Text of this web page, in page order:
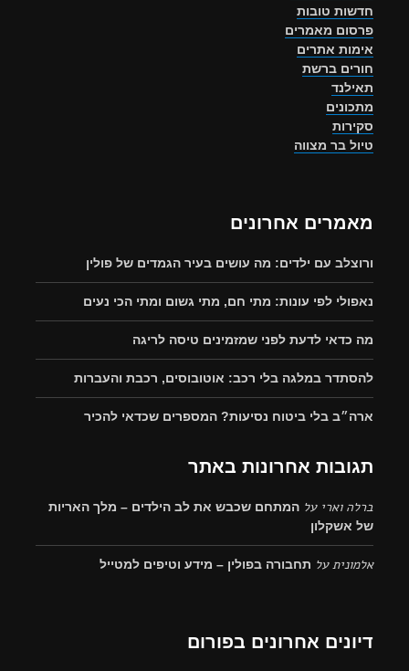
חדשות טובות
פרסום מאמרים
אימות אתרים
חורים ברשת
תאילנד
מתכונים
סקירות
טיול בר מצווה
מאמרים אחרונים
ורוצלב עם ילדים: מה עושים בעיר הגמדים של פולין
נאפולי לפי עונות: מתי חם, מתי גשום ומתי הכי נעים
מה כדאי לדעת לפני שמזמינים טיסה לריגה
להסתדר במלגה בלי רכב: אוטובוסים, רכבת והעברות
ארה״ב בלי ביטוח נסיעות? המספרים שכדאי להכיר
תגובות אחרונות באתר
ברלה וארי על המתחם שכבש את לב הילדים – מלך האריות
של אשקלון
אלמוניתעל תחבורה בפולין – מידע וטיפים למטייל
דיונים אחרונים בפורום